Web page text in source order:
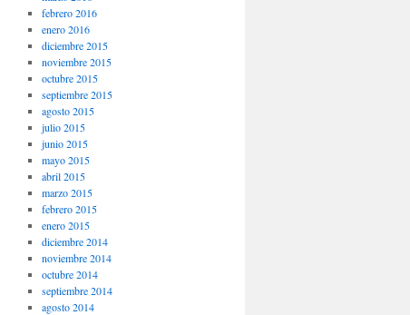
febrero 2016
enero 2016
diciembre 2015
noviembre 2015
octubre 2015
septiembre 2015
agosto 2015
julio 2015
junio 2015
mayo 2015
abril 2015
marzo 2015
febrero 2015
enero 2015
diciembre 2014
noviembre 2014
octubre 2014
septiembre 2014
agosto 2014